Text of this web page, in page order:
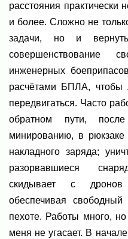
расстояния практически
и более. Сложно не
задачи, но и
совершенствование
инженерных
расчётами БПЛА, чтобы
передвигаться. Часто
обратном пути,
минированию, в рюкзаке
накладного заряда;
разорвавшиеся
скидывает с дронов
обеспечивая
пехоте. Работы много,
меня не угасает. В